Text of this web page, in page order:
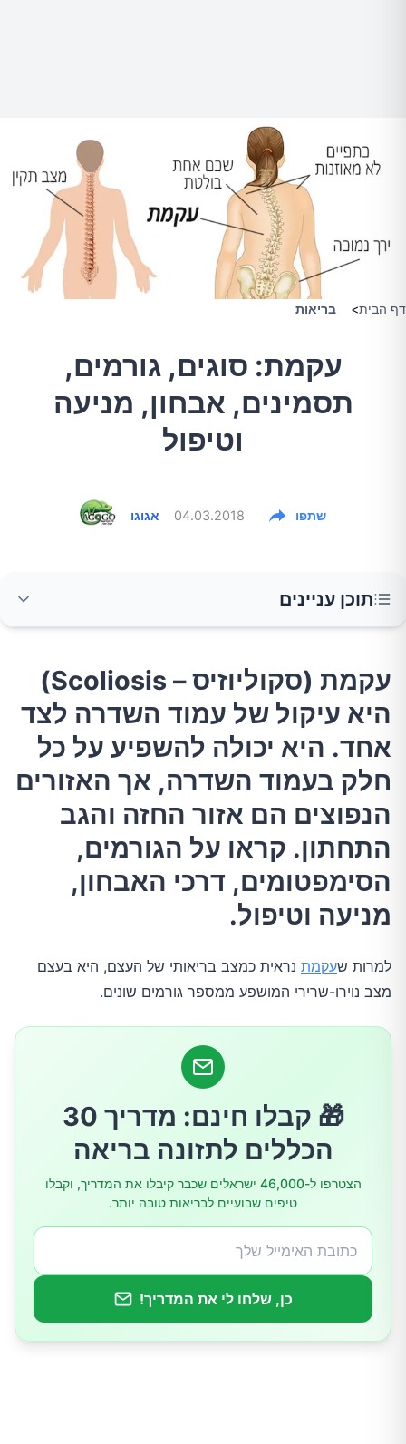
דף הבית> בריאות
עקמת: סוגים, גורמים,
תסמינים, אבחון, מניעה
וטיפול
אגוגו 04.03.2018 שתפו
תוכן עניינים
השדרה לצד אחד. היא יכולה להשפיע על כל חלק
בעמוד השדרה, אך האזורים הנפוצים הם אזור
החזה והגב התחתון. קראו על הגורמים,
הסימפטומים, דרכי האבחון, מניעה וטיפול.
מה זה עקמת?
מהם הסוגים העיקריים של עקמת?
מהם הגורמים העיקריים לעקמת?
מהם התסמינים העיקריים של עקמת?
כיצד לטפל בעקמת
עקמת (סקוליוזיס – Scoliosis)
היא עיקול של עמוד השדרה לצד
אחד. היא יכולה להשפיע על כל
חלק בעמוד השדרה, אך האזורים
הנפוצים הם אזור החזה והגב
התחתון. קראו על הגורמים,
הסימפטומים, דרכי האבחון,
מניעה וטיפול.
למרות שעקמת נראית כמצב בריאותי של העצם, היא בעצם
מצב נוירו-שרירי המושפע ממספר גורמים שונים.
🎁 קבלו חינם: מדריך 30
הכללים לתזונה בריאה
הצטרפו ל-46,000 ישראלים שכבר קיבלו את המדריך, וקבלו
טיפים שבועיים לבריאות טובה יותר.
כן, שלחו לי את המדריך!